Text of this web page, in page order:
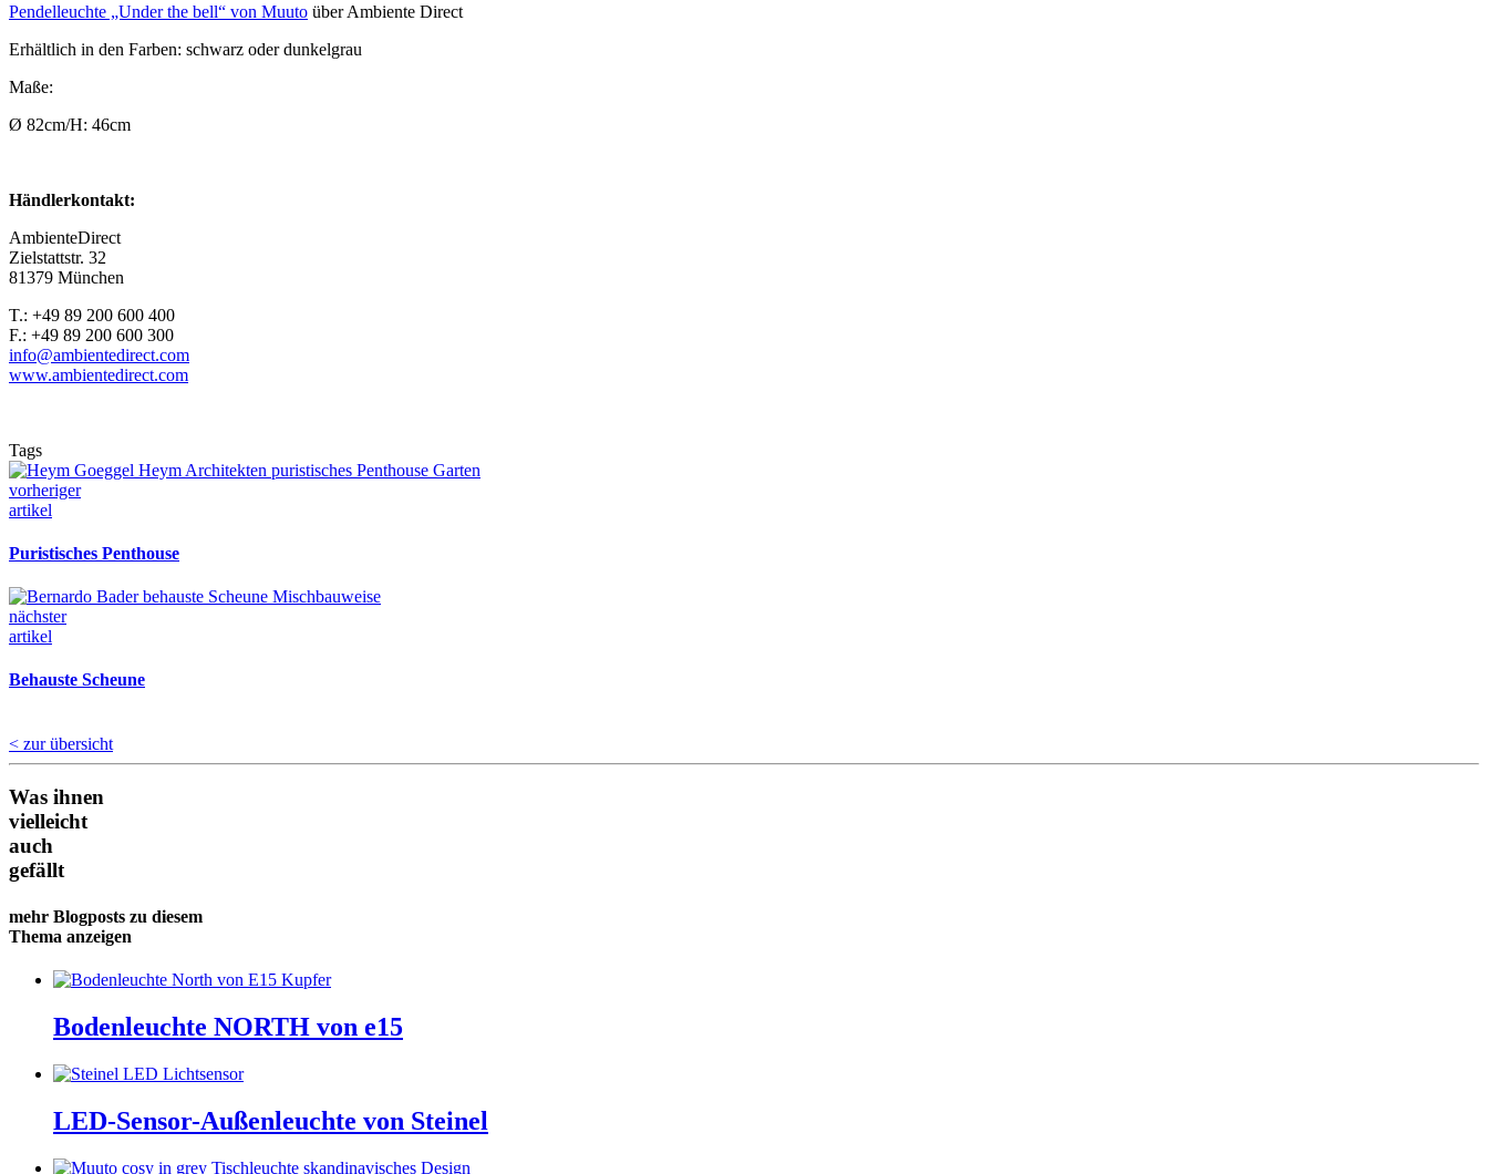
Pendelleuchte „Under the bell“ von Muuto über Ambiente Direct
Erhältlich in den Farben: schwarz oder dunkelgrau
Maße:
Ø 82cm/H: 46cm
Händlerkontakt:
AmbienteDirect
Zielstattstr. 32
81379 München
T.: +49 89 200 600 400
F.: +49 89 200 600 300
info@ambientedirect.com
www.ambientedirect.com
Tags
vorheriger
artikel
Puristisches Penthouse
nächster
artikel
Behauste Scheune
< zur übersicht
Was ihnen
vielleicht
auch
gefällt
mehr Blogposts zu diesem
Thema anzeigen
Bodenleuchte NORTH von e15
LED-Sensor-Außenleuchte von Steinel